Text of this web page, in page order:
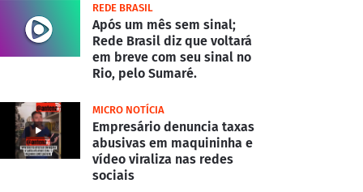
REDE BRASIL
Após um mês sem sinal;
Rede Brasil diz que voltará
em breve com seu sinal no
Rio, pelo Sumaré.
MICRO NOTÍCIA
Empresário denuncia taxas
abusivas em maquininha e
vídeo viraliza nas redes
sociais